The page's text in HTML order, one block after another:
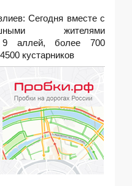
Сегодня вместе с
жителями
9 аллей, более 700
кустарников